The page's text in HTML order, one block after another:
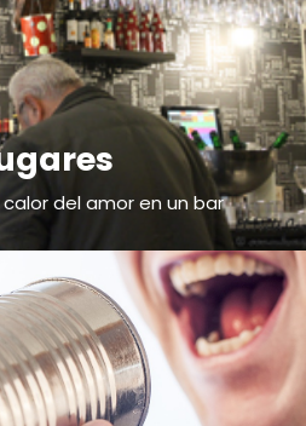
del amor en un bar